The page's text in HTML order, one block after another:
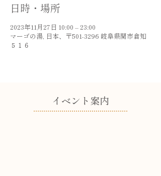
日時・場所
2023年11月27日 10:00 – 23:00
マーゴの湯, 日本、〒501-3296 岐阜県関市倉知
５１６
​イベント案内